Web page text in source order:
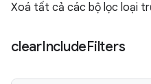
Xoá tất cả các bộ lọc loại
clearIncludeFilters